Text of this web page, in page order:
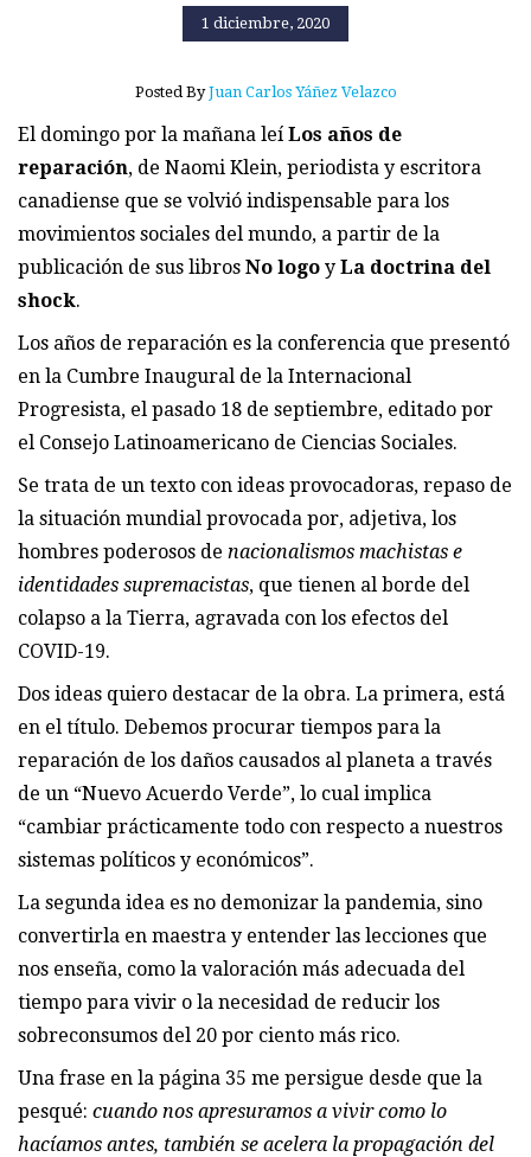
1 diciembre, 2020
Posted ByJuan Carlos Yáñez Velazco
El domingo por la mañana leí Los años de
reparación, de Naomi Klein, periodista y escritora
canadiense que se volvió indispensable para los
movimientos sociales del mundo, a partir de la
publicación de sus libros No logo y La doctrina del
shock.
Los años de reparación es la conferencia que presentó
en la Cumbre Inaugural de la Internacional
Progresista, el pasado 18 de septiembre, editado por
el Consejo Latinoamericano de Ciencias Sociales.
Se trata de un texto con ideas provocadoras, repaso de
la situación mundial provocada por, adjetiva, los
hombres poderosos de nacionalismos machistas e
identidades supremacistas, que tienen al borde del
colapso a la Tierra, agravada con los efectos del
COVID-19.
Dos ideas quiero destacar de la obra. La primera, está
en el título. Debemos procurar tiempos para la
reparación de los daños causados al planeta a través
de un “Nuevo Acuerdo Verde”, lo cual implica
“cambiar prácticamente todo con respecto a nuestros
sistemas políticos y económicos”.
La segunda idea es no demonizar la pandemia, sino
convertirla en maestra y entender las lecciones que
nos enseña, como la valoración más adecuada del
tiempo para vivir o la necesidad de reducir los
sobreconsumos del 20 por ciento más rico.
Una frase en la página 35 me persigue desde que la
pesqué: cuando nos apresuramos a vivir como lo
hacíamos antes, también se acelera la propagación del